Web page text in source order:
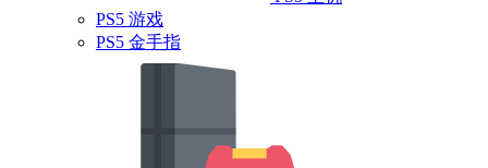
PS5 游戏
PS5 金手指